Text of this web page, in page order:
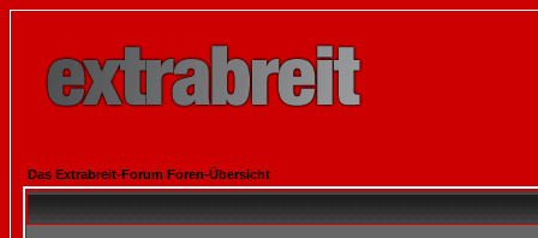
Das Extrabreit-Forum Foren-Übersicht